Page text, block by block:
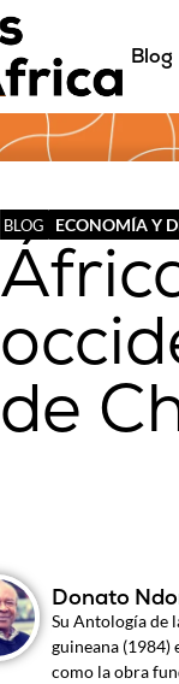
Blog
BLOG ECONOMÍA Y
de
Donato
Su Antología de
guineana (1984)
como la obra